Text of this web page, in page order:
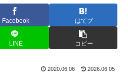
Facebook はてブ
LINE コピー
2020.06.06 2026.06.05